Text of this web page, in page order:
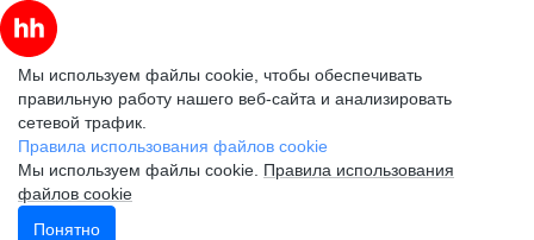
Мы используем файлы cookie, чтобы обеспечивать
правильную работу нашего веб-сайта и анализировать
сетевой трафик.
Правила использования файлов cookie
Мы используем файлы cookie. Правила использования
файлов cookie
Понятно